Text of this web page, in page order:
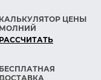
КАЛЬКУЛЯТОР ЦЕНЫ
МОЛНИЙ
РАСCЧИТАТЬ
БЕСПЛАТНАЯ